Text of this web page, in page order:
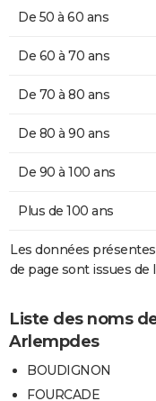
De 50 à 60 ans
De 60 à 70 ans
De 70 à 80 ans
De 80 à 90 ans
De 90 à 100 ans
Plus de 100 ans
Les données
de page sont issues de
Liste des noms
Arlempdes
BOUDIGNON
FOURCADE